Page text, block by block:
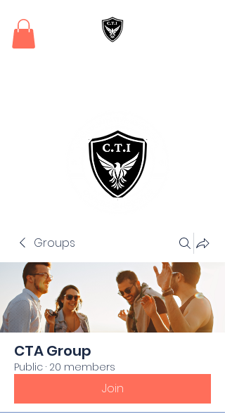
Groups
CTA Group
Public · 20 members
Join